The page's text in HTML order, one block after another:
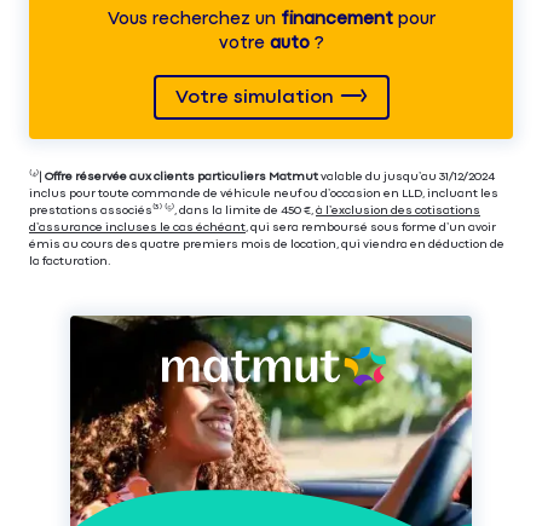
Vous recherchez unfinancementpour
votre auto?
Votre simulation
⁽⁴⁾| Offre réservée aux clients particuliers Matmut valable du jusqu’au 31/12/2024
inclus pour toute commande de véhicule neuf ou d’occasion en LLD, incluant les
prestations associés⁽³⁾ ⁽⁵⁾, dans la limite de 450 €, à l’exclusion des cotisations
d’assurance incluses le cas échéant , qui sera remboursé sous forme d’un avoir
émis au cours des quatre premiers mois de location, qui viendra en déduction de
la facturation.